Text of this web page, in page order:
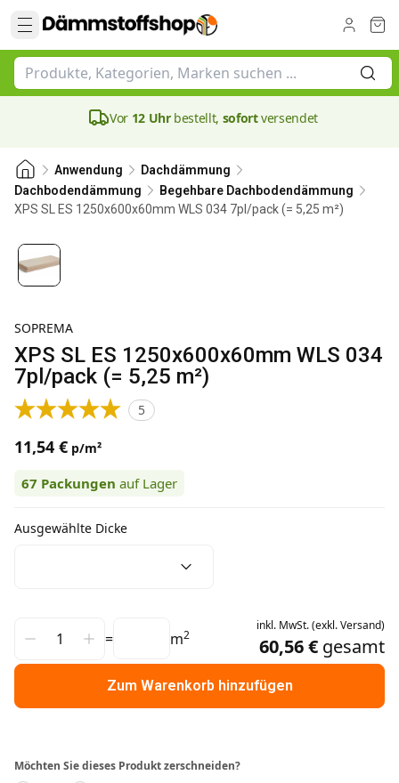
Vor 12 Uhrbestellt, sofortversendet
Anwendung
Dachdämmung
Dachbodendämmung
Begehbare Dachbodendämmung
XPS SL ES 1250x600x60mm WLS 034 7pl/pack (= 5,25 m²)
60 mm
SOPREMA
XPS SL ES 1250x600x60mm WLS 034
7pl/pack (= 5,25 m²)
5
11,54 € p/m²
67 Packungen auf Lager
Ausgewählte Dicke
= m2
inkl. MwSt.(exkl.Versand)
60,56 € gesamt
Zum Warenkorb hinzufügen
Möchten Sie dieses Produkt zerschneiden?